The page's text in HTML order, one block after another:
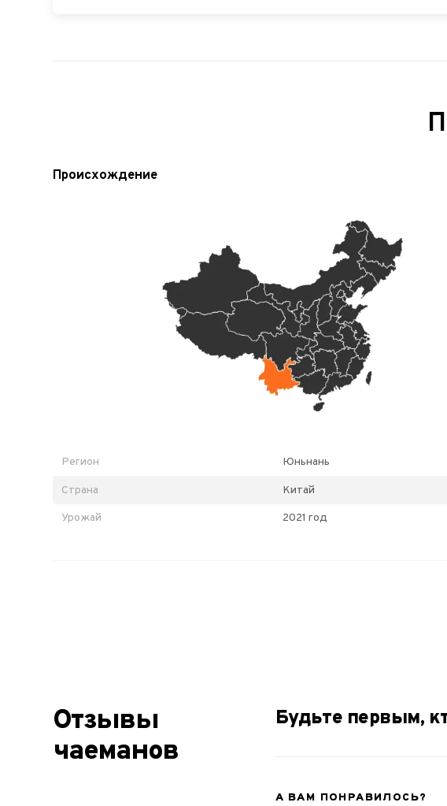
Происхождение
Регион Юньнань
Страна Китай
Урожай 2021 год
Отзывы
чаеманов
Будьте первым,
А ВАМ ПОНРАВИЛОСЬ?